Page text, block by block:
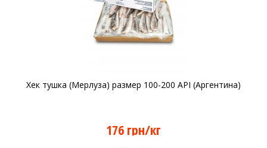
Хек тушка (Мерлуза) размер 100-200 API (Аргентина)
176 грн/кг